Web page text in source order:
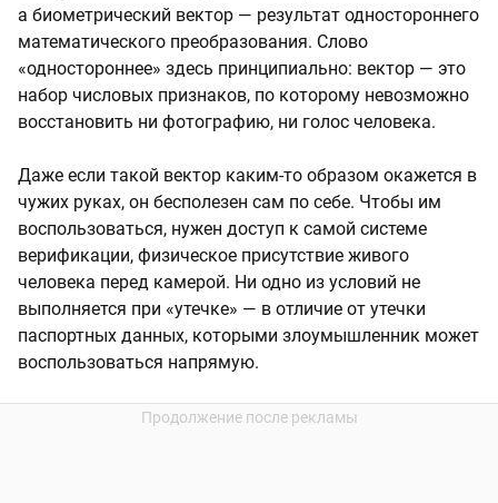
а биометрический вектор — результат одностороннего
математического преобразования. Слово
«одностороннее» здесь принципиально: вектор — это
набор числовых признаков, по которому невозможно
восстановить ни фотографию, ни голос человека.
Даже если такой вектор каким-то образом окажется в
чужих руках, он бесполезен сам по себе. Чтобы им
воспользоваться, нужен доступ к самой системе
верификации, физическое присутствие живого
человека перед камерой. Ни одно из условий не
выполняется при «утечке» — в отличие от утечки
паспортных данных, которыми злоумышленник может
воспользоваться напрямую.